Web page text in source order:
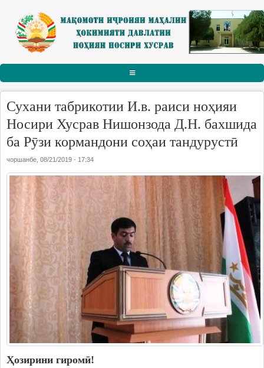
Skip to main content
АСОСӢ
РАИСИ НОҲИЯ
Тарҷумаи ҳол
Паёму табрикот
Суханрониҳо
Боздидҳо
Мулоқотҳо
МАҚОМОТИ ИҶРОИЯ
Дастгоҳи раиси ноҳия
Муовинони раиси ноҳия
Сохтор
Шаҳрак ва Деҳот
Таърихи ноҳияи Носири Хусрав
Воҳидҳои сохтории мақомоти иҷроия
Сухани табрикотии И.в. раиси ноҳияи
Носири Хусрав Нишонзода Д.Н. бахшида
ба Рӯзи кормандони соҳаи тандурустӣ
чоршанбе, 08/21/2019 - 17:34
Ҳозирини гиромӣ!